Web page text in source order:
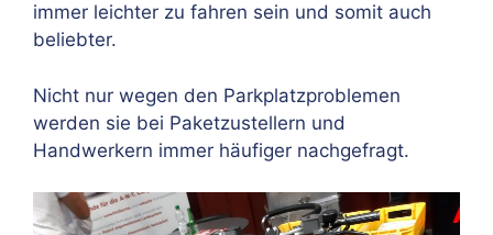
immer leichter zu fahren sein und somit auch
beliebter.
Nicht nur wegen den Parkplatzproblemen
werden sie bei Paketzustellern und
Handwerkern immer häufiger nachgefragt.